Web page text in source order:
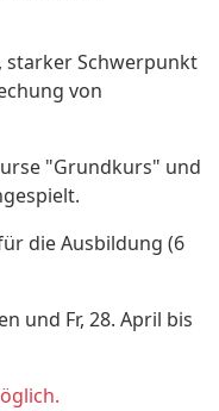
starker Schwerpunkt
von
"Grundkurs" und
die Ausbildung (6
und Fr, 28. April bis